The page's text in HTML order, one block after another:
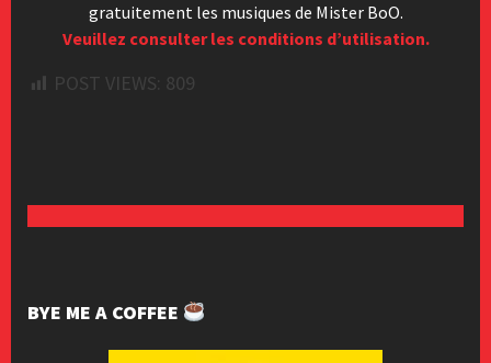
gratuitement les musiques de Mister BoO.
Veuillez consulter les conditions d’utilisation.
POST VIEWS: 809
BYE ME A COFFEE